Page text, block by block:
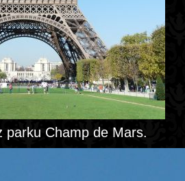
parku Champ de Mars.